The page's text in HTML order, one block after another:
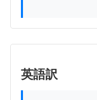
英語訳